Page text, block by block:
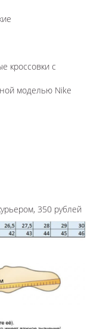
кроссовки с
моделью Nike
350 рублей